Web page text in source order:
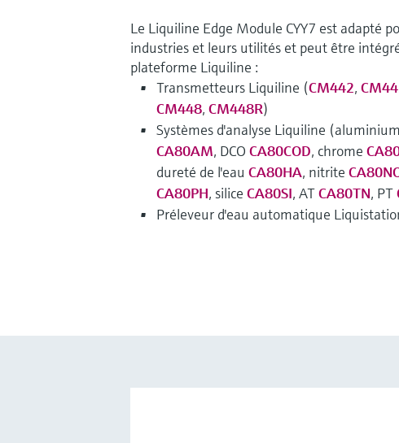
Le Liquiline Edge Module CYY7 est adapté
industries et leurs utilités et peut être
plateforme Liquiline :
Transmetteurs Liquiline (CM442,
CM448, CM448R)
Systèmes d'analyse Liquiline (aluminium
CA80AM, DCO CA80COD, chrome
dureté de l'eau CA80HA, nitrite
CA80PH, silice CA80SI, ATCA80TN, PT
Préleveur d'eau automatique